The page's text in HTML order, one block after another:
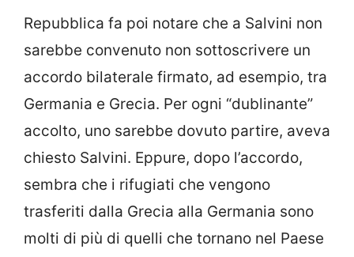
Repubblica fa poi notare che a Salvini non
sarebbe convenuto non sottoscrivere un
accordo bilaterale firmato, ad esempio, tra
Germania e Grecia. Per ogni “dublinante”
accolto, uno sarebbe dovuto partire, aveva
chiesto Salvini. Eppure, dopo l’accordo,
sembra che i rifugiati che vengono
trasferiti dalla Grecia alla Germania sono
molti di più di quelli che tornano nel Paese